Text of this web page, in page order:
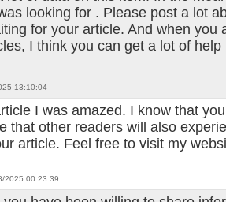
looking for . Please post a lot
for your article. And when you
I think you can get a lot of help
13:10:04
I was amazed. I know that
that other readers will also
article. Feel free to visit my
2025 00:23:39